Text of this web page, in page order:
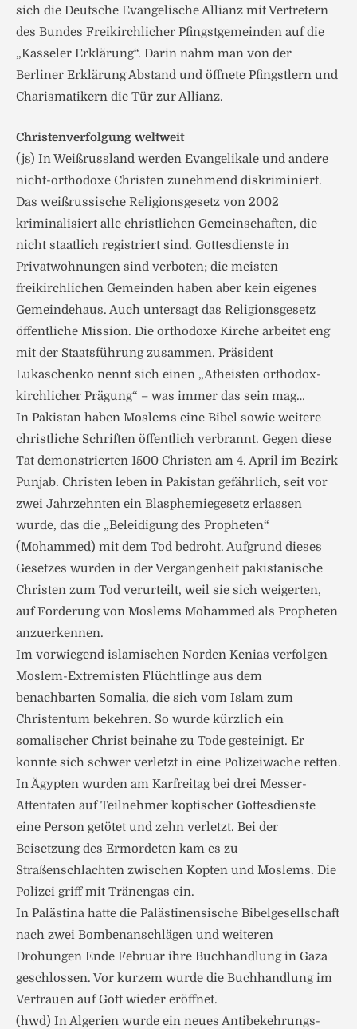
sich die Deutsche Evangelische Allianz mit Vertretern
des Bundes Freikirchlicher Pfingstgemeinden auf die
„Kasseler Erklärung“. Darin nahm man von der
Berliner Erklärung Abstand und öffnete Pfingstlern und
Charismatikern die Tür zur Allianz.
Christenverfolgung weltweit
(js) In Weißrussland werden Evangelikale und andere
nicht-orthodoxe Christen zunehmend diskriminiert.
Das weißrussische Religionsgesetz von 2002
kriminalisiert alle christlichen Gemeinschaften, die
nicht staatlich registriert sind. Gottesdienste in
Privatwohnungen sind verboten; die meisten
freikirchlichen Gemeinden haben aber kein eigenes
Gemeindehaus. Auch untersagt das Religionsgesetz
öffentliche Mission. Die orthodoxe Kirche arbeitet eng
mit der Staatsführung zusammen. Präsident
Lukaschenko nennt sich einen „Atheisten orthodox-
kirchlicher Prägung“ – was immer das sein mag…
In Pakistan haben Moslems eine Bibel sowie weitere
christliche Schriften öffentlich verbrannt. Gegen diese
Tat demonstrierten 1500 Christen am 4. April im Bezirk
Punjab. Christen leben in Pakistan gefährlich, seit vor
zwei Jahrzehnten ein Blasphemiegesetz erlassen
wurde, das die „Beleidigung des Propheten“
(Mohammed) mit dem Tod bedroht. Aufgrund dieses
Gesetzes wurden in der Vergangenheit pakistanische
Christen zum Tod verurteilt, weil sie sich weigerten,
auf Forderung von Moslems Mohammed als Propheten
anzuerkennen.
Im vorwiegend islamischen Norden Kenias verfolgen
Moslem-Extremisten Flüchtlinge aus dem
benachbarten Somalia, die sich vom Islam zum
Christentum bekehren. So wurde kürzlich ein
somalischer Christ beinahe zu Tode gesteinigt. Er
konnte sich schwer verletzt in eine Polizeiwache retten.
In Ägypten wurden am Karfreitag bei drei Messer-
Attentaten auf Teilnehmer koptischer Gottesdienste
eine Person getötet und zehn verletzt. Bei der
Beisetzung des Ermordeten kam es zu
Straßenschlachten zwischen Kopten und Moslems. Die
Polizei griff mit Tränengas ein.
In Palästina hatte die Palästinensische Bibelgesellschaft
nach zwei Bombenanschlägen und weiteren
Drohungen Ende Februar ihre Buchhandlung in Gaza
geschlossen. Vor kurzem wurde die Buchhandlung im
Vertrauen auf Gott wieder eröffnet.
(hwd) In Algerien wurde ein neues Antibekehrungs-